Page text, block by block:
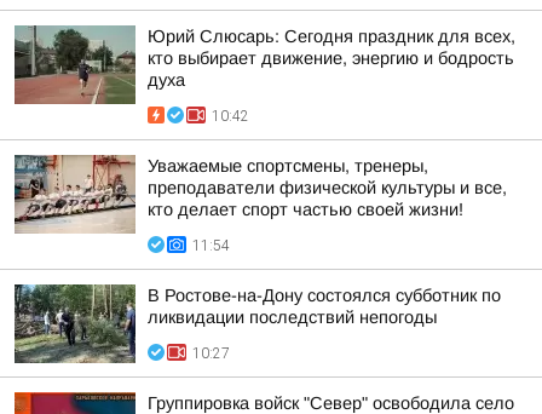
Юрий Слюсарь: Сегодня праздник для всех,
кто выбирает движение, энергию и бодрость
духа
10:42
Уважаемые спортсмены, тренеры,
преподаватели физической культуры и все,
кто делает спорт частью своей жизни!
11:54
В Ростове-на-Дону состоялся субботник по
ликвидации последствий непогоды
10:27
Группировка войск "Север" освободила село